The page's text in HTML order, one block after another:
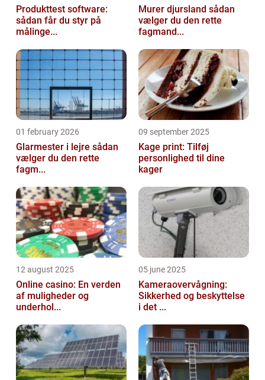
Produkttest software:
sådan får du styr på
målinge...
Murer djursland sådan
vælger du den rette
fagmand...
01 february 2026
Glarmester i lejre sådan
vælger du den rette
fagm...
09 september 2025
Kage print: Tilføj
personlighed til dine
kager
12 august 2025
Online casino: En verden
af muligheder og
underhol...
05 june 2025
Kameraovervågning:
Sikkerhed og beskyttelse
i det ...